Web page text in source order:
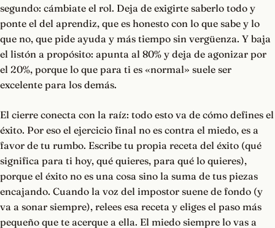
segundo: cámbiate el rol. Deja de exigirte saberlo todo y
ponte el del aprendiz, que es honesto con lo que sabe y lo
que no, que pide ayuda y más tiempo sin vergüenza. Y baja
el listón a propósito: apunta al 80% y deja de agonizar por
el 20%, porque lo que para ti es «normal» suele ser
excelente para los demás.
El cierre conecta con la raíz: todo esto va de cómo defines el
éxito. Por eso el ejercicio final no es contra el miedo, es a
favor de tu rumbo. Escribe tu propia receta del éxito (qué
significa para ti hoy, qué quieres, para qué lo quieres),
porque el éxito no es una cosa sino la suma de tus piezas
encajando. Cuando la voz del impostor suene de fondo (y
va a sonar siempre), relees esa receta y eliges el paso más
pequeño que te acerque a ella. El miedo siempre lo vas a